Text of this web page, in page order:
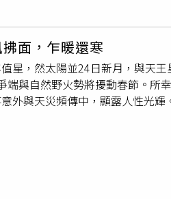
刃而解。水海合相在即，貴人浮
厚積薄發勢如破竹，俯拾貴人
異國戀在瘟疫時開花結果。正偏
子3月末尾須留意忙亂中日常有
尾。有偏財至。感情運是怒火
心誠，逢土火移宮，謹小慎微
。正財有小利。感情是海枯石爛
溝通困局解套，心寬意暢，並無
中周末拍板定案，為低迷人心
空出世。財經方面，非政府組
角，挾過人膽色達陣。本周需留
。 金牛座休管他人身後說撥亂
風景裡，只見成王，絕無敗寇
握，逢水星逆行告終，又逢處女
兩相加成。感情運是路邊野花你
來往宜慎，以免貴人變小人，
面，乍暖還寒
星，然太陽並24日新月，與天王
與自然野火勢將擾動春節。所
外與天災頻傳中，顯露人性光輝
或有體傷情事或是大型醜聞上
目，但全球股市除政治因素，